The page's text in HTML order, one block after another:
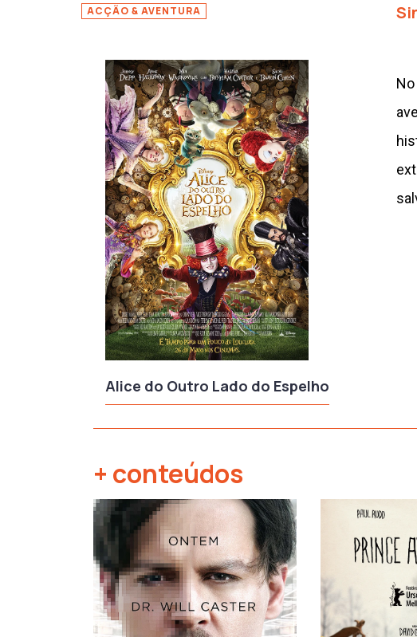
ACÇÃO & AVENTURA
Alice do Outro Lado do Espelho
+ conteúdos